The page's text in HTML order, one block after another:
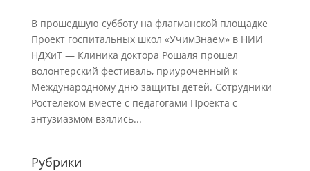
В прошедшую субботу на флагманской площадке
Проект госпитальных школ «УчимЗнаем» в НИИ
НДХиТ — Клиника доктора Рошаля прошел
волонтерский фестиваль, приуроченный к
Международному дню защиты детей. Сотрудники
Ростелеком вместе с педагогами Проекта с
энтузиазмом взялись...
Рубрики